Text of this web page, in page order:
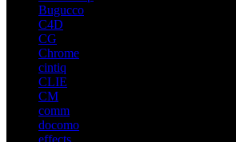
Bugucco
C4D
CG
Chrome
cintiq
CLIE
CM
comm
docomo